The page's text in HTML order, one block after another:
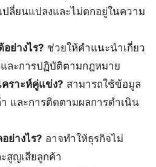
ปลี่ยนแปลงและไม่ตกอยู่ในความ
ย่างไร? ช่วยให้คำแนะนำเกี่ยว
และการปฏิบัติตามกฎหมาย
ราะห์คู่แข่ง? สามารถใช้ข้อมูล
และการติดตามผลการดำเนิน
ย่างไร? อาจทำให้ธุรกิจไม่
สูญเสียลูกค้า